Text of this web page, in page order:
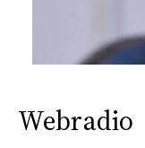
Webradio